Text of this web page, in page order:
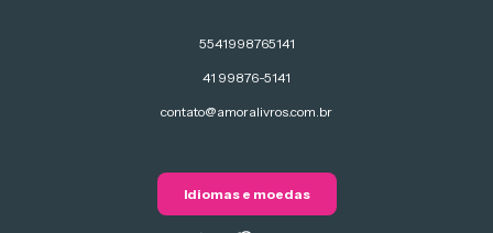
5541998765141
41 99876-5141
contato@amoralivros.com.br
Idiomas e moedas